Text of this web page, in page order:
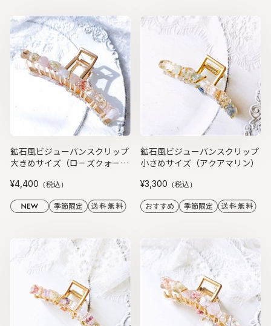
鉱石風ビジューバンスクリップ
大きめサイズ（ローズクォー
¥4,400 （税込）
鉱石風ビジューバンスクリップ
小さめサイズ（アクアマリン）
¥3,300 （税込）